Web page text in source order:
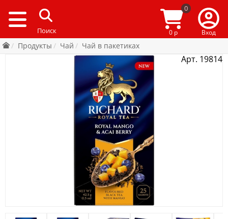
0
0 р Вход
Продукты Чай Чай в пакетиках
Арт. 19814